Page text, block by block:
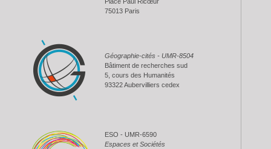
75013 Paris
Géographie-cités - UMR-8504
Bâtiment de recherches sud
5, cours des Humanités
93322 Aubervilliers cedex
ESO - UMR-6590
Espaces et Sociétés